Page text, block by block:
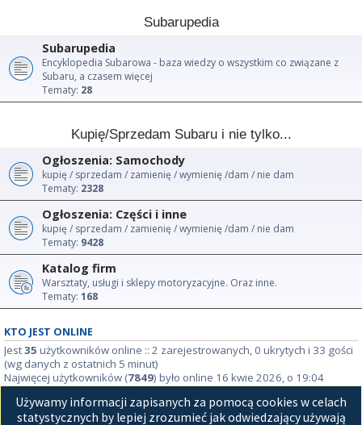
Subarupedia
Subarupedia
Encyklopedia Subarowa - baza wiedzy o wszystkim co związane z
Subaru, a czasem więcej
Tematy: 28
Kupię/Sprzedam Subaru i nie tylko...
Ogłoszenia: Samochody
kupię / sprzedam / zamienię / wymienię /dam / nie dam
Tematy: 2328
Ogłoszenia: Części i inne
kupię / sprzedam / zamienię / wymienię /dam / nie dam
Tematy: 9428
Katalog firm
Warsztaty, usługi i sklepy motoryzacyjne. Oraz inne.
Tematy: 168
KTO JEST ONLINE
Jest35 użytkowników online :: 2 zarejestrowanych, 0 ukrytych i 33 gości
(wg danych z ostatnich 5 minut)
Najwięcej użytkowników (7849) było online 16 kwie 2026, o 19:04
STATYSTYKI
Używamy informacji zapisanych za pomocą cookies w celach
statystycznych by lepiej zrozumieć jak odwiedzający używają